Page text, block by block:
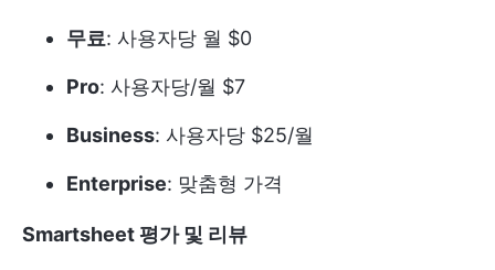
무료: 사용자당 월 $0
Pro: 사용자당/월 $7
Business: 사용자당 $25/월
Enterprise: 맞춤형 가격
Smartsheet 평가 및 리뷰